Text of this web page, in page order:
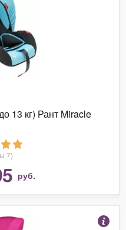
13 кг) Рант Miracle
7)
руб.